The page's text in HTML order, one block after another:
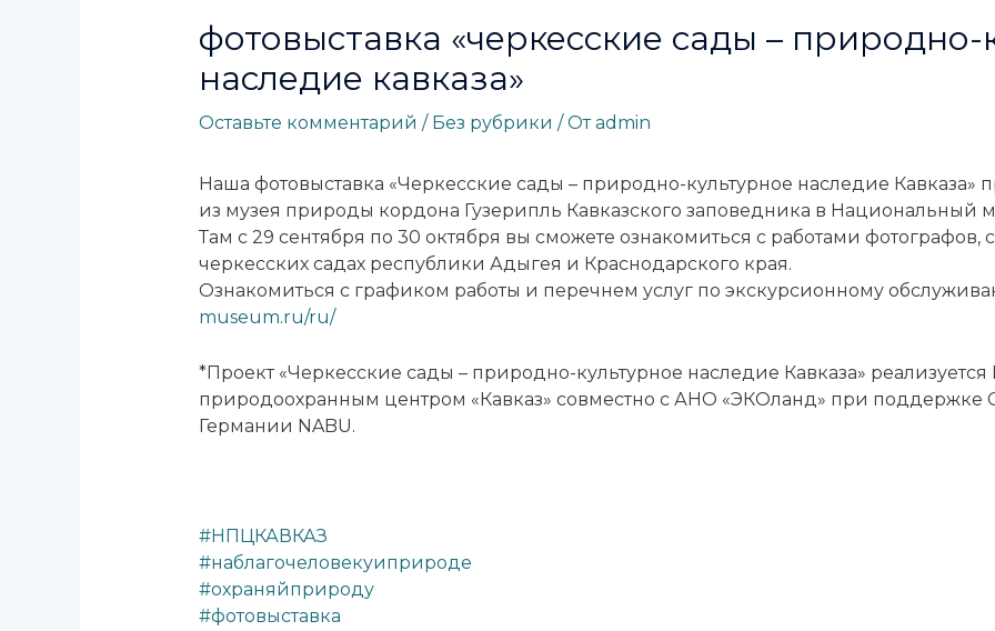
фотовыставка «черкесские сады – природно-
наследие кавказа»
Оставьте комментарий / Без рубрики / Отadmin
Наша фотовыставка «Черкесские сады – природно-культурное наследие Кавказа»
из музея природы кордона Гузерипль Кавказского заповедника в Национальный
Там с 29 сентября по 30 октября вы сможете ознакомиться с работами фотографов,
черкесских садах республики Адыгея и Краснодарского края.
Ознакомиться с графиком работы и перечнем услуг по экскурсионному
museum.ru/ru/
*Проект «Черкесские сады – природно-культурное наследие Кавказа»
природоохранным центром «Кавказ» совместно с АНО «ЭКОланд» при поддержке
Германии NABU.
#НПЦКАВКАЗ
#наблагочеловекуиприроде
#охраняйприроду
#фотовыставка